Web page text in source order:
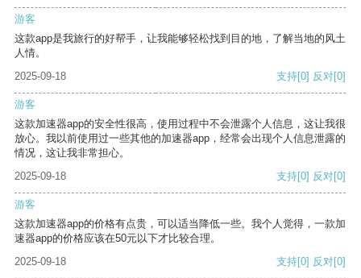
游客
这款app是我旅行的好帮手，让我能够轻松找到目的地，了解当地的风土
人情。
2025-09-18
支持[0] 反对[0]
游客
这款加速器app的安全性很高，使用过程中不会泄露个人信息，这让我很
放心。我以前使用过一些其他的加速器app，经常会出现个人信息泄露的
情况，这让我非常担心。
2025-09-18
支持[0] 反对[0]
游客
这款加速器app的价格有点贵，可以适当降低一些。我个人觉得，一款加
速器app的价格应该在50元以下才比较合理。
2025-09-18
支持[0] 反对[0]